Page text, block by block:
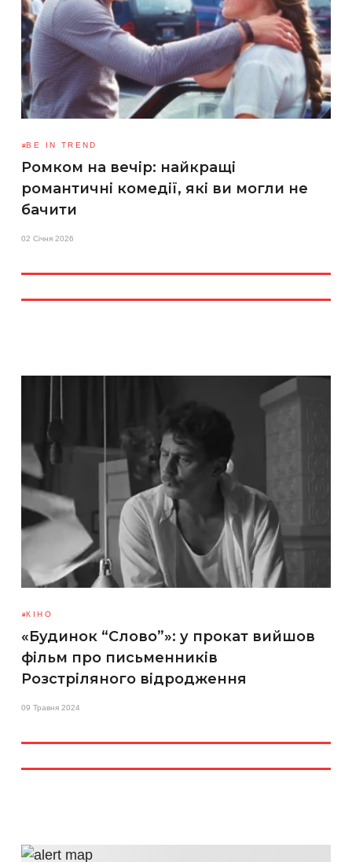
BE IN TREND
Ромком на вечір: найкращі
романтичні комедії, які ви могли не
бачити
02 Січня 2026
КІНО
«Будинок “Слово”»: у прокат вийшов
фільм про письменників
Розстріляного відродження
09 Травня 2024